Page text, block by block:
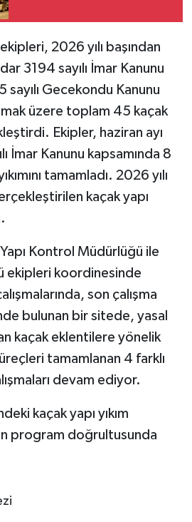
2026 yılı başından
3194 sayılı İmar Kanunu
sayılı Gecekondu Kanunu
üzere toplam 45 kaçak
Ekipler, haziran ayı
İmar Kanunu kapsamında 8
tamamladı. 2026 yılı
kaçak yapı
Kontrol Müdürlüğü ile
ekipleri koordinesinde
son çalışma
bulunan bir sitede, yasal
kaçak eklentilere yönelik
tamamlanan 4 farklı
devam ediyor.
kaçak yapı yıkım
program doğrultusunda